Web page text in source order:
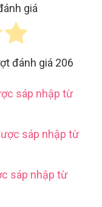
giá
đánh giá 206
sáp nhập từ
sáp nhập từ
sáp nhập từ